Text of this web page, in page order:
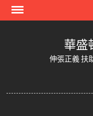
Skip
華盛
伸張正義 扶